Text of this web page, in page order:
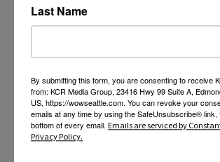
Last Name
By submitting this form, you are consenting to receive
from: KCR Media Group, 23416 Hwy 99 Suite A,
US, https://wowseattle.com. You can revoke your
emails at any time by using the SafeUnsubscribe® link,
bottom of every email. Emails are serviced by
Privacy Policy.